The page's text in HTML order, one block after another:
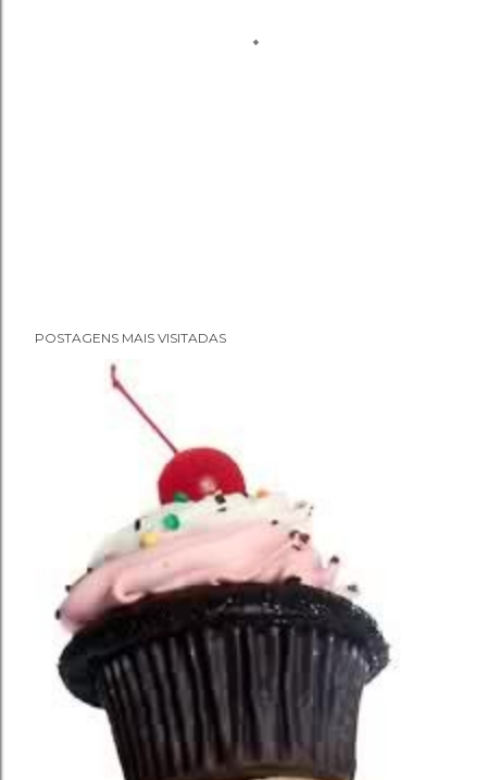
POSTAGENS MAIS VISITADAS